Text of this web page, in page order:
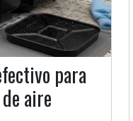
para
aire